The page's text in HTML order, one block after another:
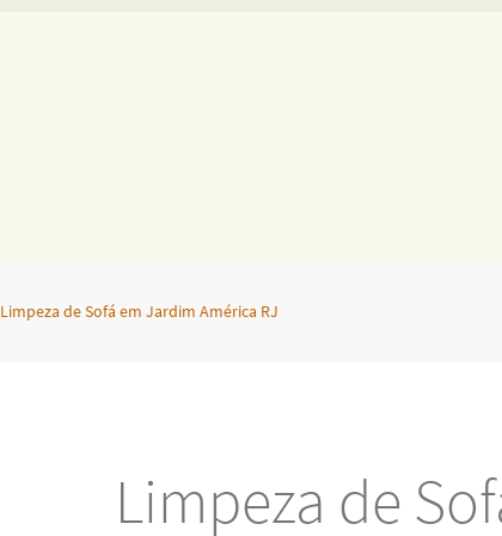
Limpeza de Sofá em Jardim América RJ
Limpeza de